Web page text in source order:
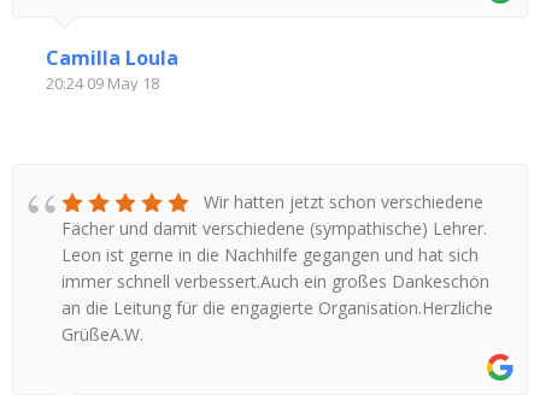
Camilla Loula
20:24 09 May 18
Wir hatten jetzt schon verschiedene
Fächer und damit verschiedene (sympathische) Lehrer.
Leon ist gerne in die Nachhilfe gegangen und hat sich
immer schnell verbessert.Auch ein großes Dankeschön
an die Leitung für die engagierte Organisation.Herzliche
GrüßeA.W.